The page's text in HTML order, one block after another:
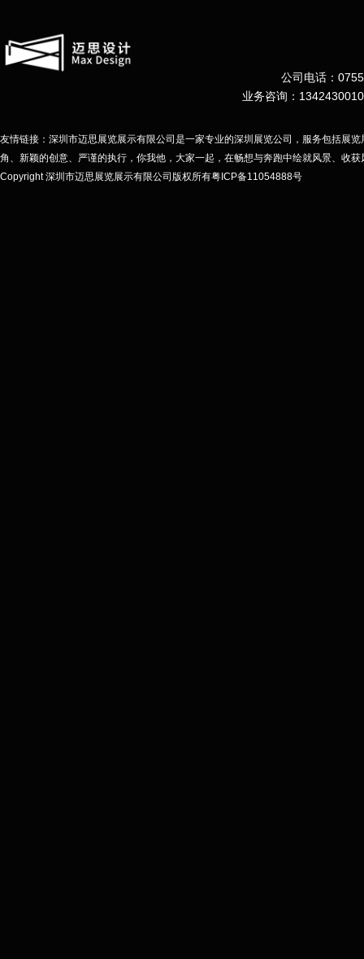
公司电话：
业务咨询：
友情链接：深圳市迈思展览展示有限公司是一家专业的深圳展览公司，服务包括展
角、新颖的创意、严谨的执行，你我他，大家一起，在畅想与奔跑中绘就风景、收获
Copyright 深圳市迈思展览展示有限公司 版权所有粤ICP备11054888号